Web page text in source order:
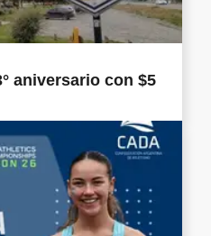
aniversario con $5